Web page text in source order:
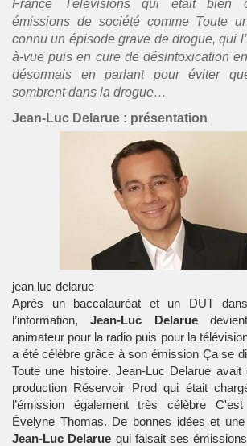
France Télévisions qui était bien
émissions de société comme Toute
connu un épisode grave de drogue, qui
à-vue puis en cure de désintoxication
désormais en parlant pour éviter
sombrent dans la drogue…
Jean-Luc Delarue : présentation
jean luc delarue
Après un baccalauréat et un DUT
l’information,Jean-Luc Delaruedevient
animateur pour la radio puis pour la
a été célèbre grâce à son émission Ça se
Toute une histoire. Jean-Luc Delarue avait
production Réservoir Prod qui était
l’émission également très célèbre
Évelyne Thomas. De bonnes idées et
Jean-Luc Delarue qui faisait ses